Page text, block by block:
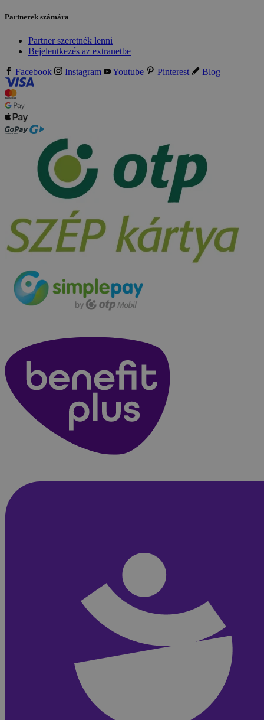
Partnerek számára
Partner szeretnék lenni
Bejelentkezés az extranetbe
Facebook Instagram Youtube Pinterest Blog